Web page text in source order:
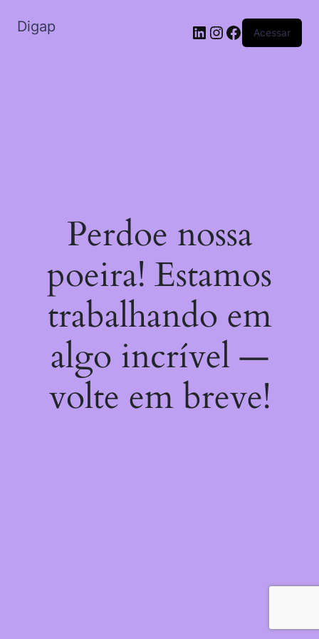
Digap Acessar
Perdoe nossa
poeira! Estamos
trabalhando em
algo incrível —
volte em breve!